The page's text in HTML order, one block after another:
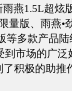
燕1.5L超炫
量版、雨燕•
等多款产品
市场的广泛
了积极的助推